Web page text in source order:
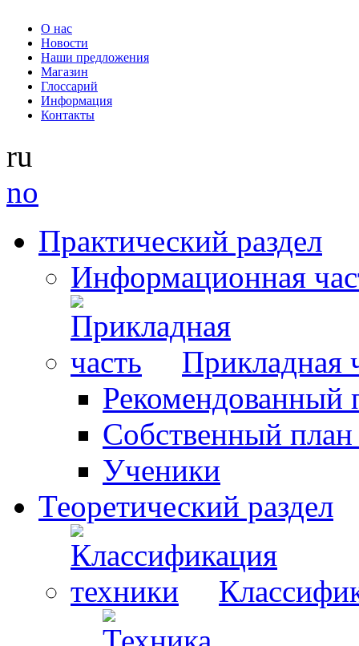
О нас
Новости
Наши предложения
Магазин
Глоссарий
Информация
Контакты
ru
no
Практический раздел
Информационная
Прикладная
Рекомендованный
Собственный
Ученики
Теоретический раздел